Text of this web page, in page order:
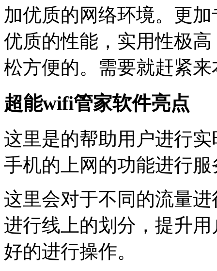
加优质的网络环境。更
优质的性能，实用性极
松方便的。需要就赶紧
超能wifi管家软件亮点
这里是的帮助用户进行
手机的上网的功能进行
这里会对于不同的流量
进行线上的划分，提升
好的进行操作。